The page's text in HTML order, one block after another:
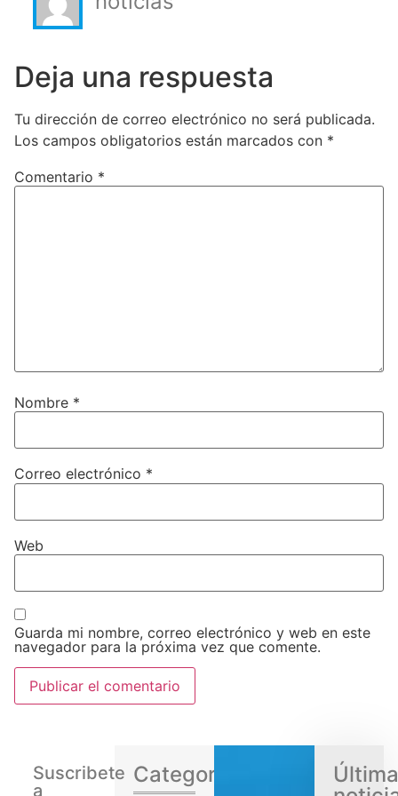
Deja una respuesta
Tu dirección de correo electrónico no será publicada.
Los campos obligatorios están marcados con *
Comentario *
Nombre *
Correo electrónico *
Web
Guarda mi nombre, correo electrónico y web en este
navegador para la próxima vez que comente.
Suscribete
a
Categorias